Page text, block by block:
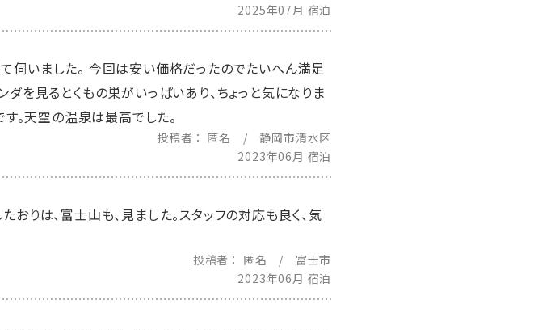
2025年07月 宿泊
伺いました。 今回は安い価格だったのでたいへん満足
を見るとくもの巣がいっぱいあり、ちょっと気になりま
す。天空の温泉は最高でした。
投稿者
匿名 / 静岡市清水区
2023年06月 宿泊
りは、富士山も、見ました。スタッフの対応も良く、気
投稿者
匿名 / 富士市
2023年06月 宿泊